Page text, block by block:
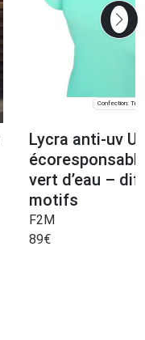
Confection:
Lycra anti-uv
vert d’eau –
motifs
F2M
89€